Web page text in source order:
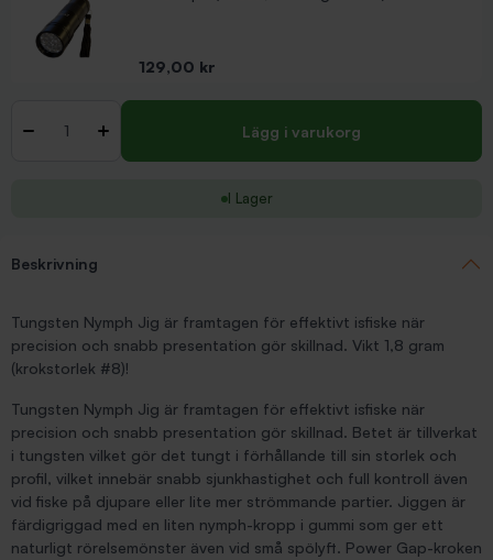
Pris
129,00 kr
- + Lägg i varukorg
I Lager
Beskrivning
Tungsten Nymph Jig är framtagen för effektivt isfiske när
precision och snabb presentation gör skillnad. Vikt 1,8 gram
(krokstorlek #8)!
Tungsten Nymph Jig är framtagen för effektivt isfiske när
precision och snabb presentation gör skillnad. Betet är tillverkat
i tungsten vilket gör det tungt i förhållande till sin storlek och
profil, vilket innebär snabb sjunkhastighet och full kontroll även
vid fiske på djupare eller lite mer strömmande partier. Jiggen är
färdigriggad med en liten nymph-kropp i gummi som ger ett
naturligt rörelsemönster även vid små spölyft. Power Gap-kroken